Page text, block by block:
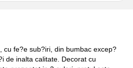
cu fe?e sub?iri, din bumbac excep?
de inalta calitate. Decorat cu